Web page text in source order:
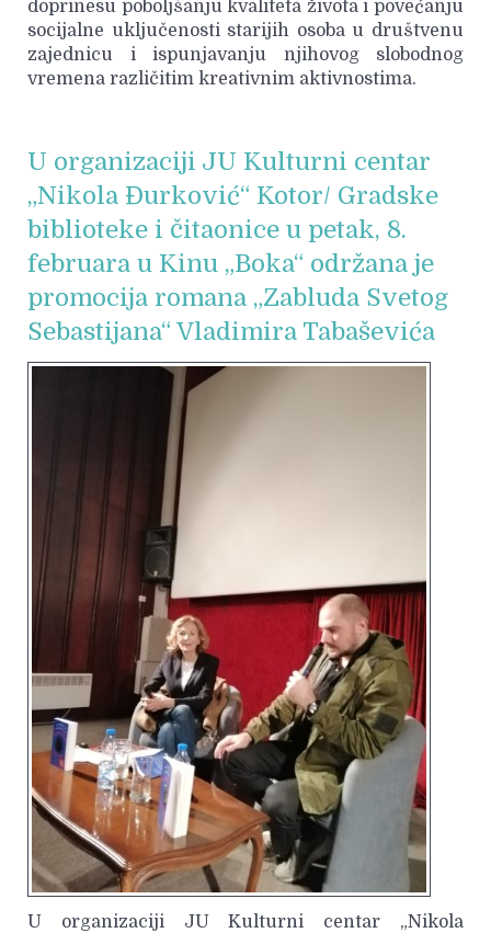
doprinesu poboljšanju kvaliteta života i povećanju
socijalne uključenosti starijih osoba u društvenu
zajednicu i ispunjavanju njihovog slobodnog
vremena različitim kreativnim aktivnostima.
U organizaciji JU Kulturni centar
„Nikola Đurković“ Kotor/ Gradske
biblioteke i čitaonice u petak, 8.
februara u Kinu „Boka“ održana je
promocija romana „Zabluda Svetog
Sebastijana“ Vladimira Tabaševića
U organizaciji JU Kulturni centar „Nikola